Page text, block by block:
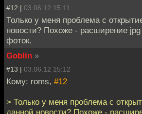
#12 | 03.06.12 15:11
Только у меня проблема с
новости? Похоже - расширение jpg
фоток.
Goblin »
#13 | 03.06.12 15:12
Кому: roms, #12
> Только у меня проблема с